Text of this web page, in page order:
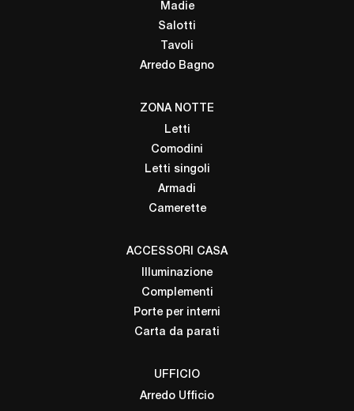
Madie
Salotti
Tavoli
Arredo Bagno
ZONA NOTTE
Letti
Comodini
Letti singoli
Armadi
Camerette
ACCESSORI CASA
Illuminazione
Complementi
Porte per interni
Carta da parati
UFFICIO
Arredo Ufficio